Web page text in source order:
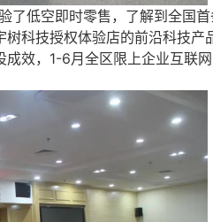
低空即时零售，了解到全国
科技授权体验店的前沿科技产
效，1-6月全区限上企业互联